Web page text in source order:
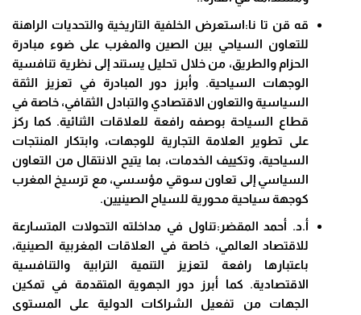
قه قن تا نا:استعرض الخلفية التاريخية والتحديات الراهنة
للتعاون السياحي بين الصين والمغرب على ضوء مبادرة
الحزام والطريق، من خلال تحليل يستند إلى نظرية تنافسية
الوجهات السياحية. وأبرز دور المبادرة في تعزيز الثقة
السياسية والتعاون الاقتصادي والتبادل الثقافي، خاصة في
قطاع السياحة بوصفه رافعة للعلاقات الثنائية. كما ركز
على تطوير العلامة التجارية للوجهات، وابتكار المنتجات
السياحية، وتكييف الخدمات، بما يتيح الانتقال من التعاون
السياسي إلى تعاون سوقي مؤسسي، مع ترسيخ المغرب
كوجهة سياحية محورية للسياح الصينيين.
أ.د. أحمد المقضر:تناول في مداخلته التحولات المتسارعة
للاقتصاد العالمي، خاصة في العلاقات المغربية الصينية،
باعتبارها رافعة لتعزيز التنمية الترابية والتنافسية
الاقتصادية. كما أبرز دور الجهوية المتقدمة في تمكين
الجهات من تفعيل الشراكات الدولية على المستوى